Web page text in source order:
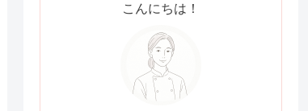
こんにちは！